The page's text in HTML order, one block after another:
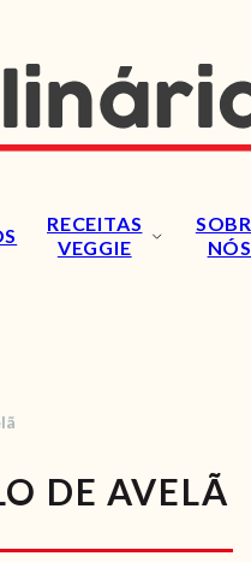
RECEITAS
VEGGIE
NÓS
VEGGIE
DE AVELÃ